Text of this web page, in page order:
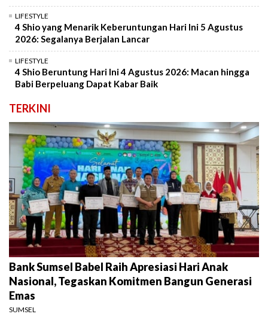
LIFESTYLE
4 Shio yang Menarik Keberuntungan Hari Ini 5 Agustus
2026: Segalanya Berjalan Lancar
LIFESTYLE
4 Shio Beruntung Hari Ini 4 Agustus 2026: Macan hingga
Babi Berpeluang Dapat Kabar Baik
TERKINI
Bank Sumsel Babel Raih Apresiasi Hari Anak
Nasional, Tegaskan Komitmen Bangun Generasi
Emas
SUMSEL